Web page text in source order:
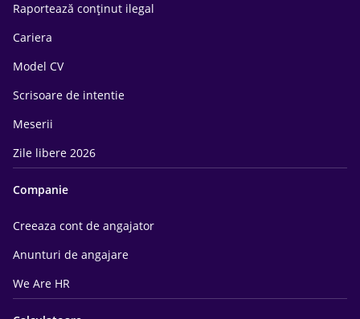
Raportează conținut ilegal
Cariera
Model CV
Scrisoare de intentie
Meserii
Zile libere 2026
Companie
Creeaza cont de angajator
Anunturi de angajare
We Are HR